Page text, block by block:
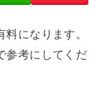
になります。
参考にしてくだ